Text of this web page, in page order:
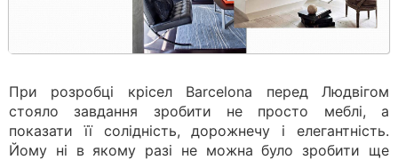
При розробці крісел Barcelona перед Людвігом
стояло завдання зробити не просто меблі, а
показати її солідність, дорожнечу і елегантність.
Йому ні в якому разі не можна було зробити ще